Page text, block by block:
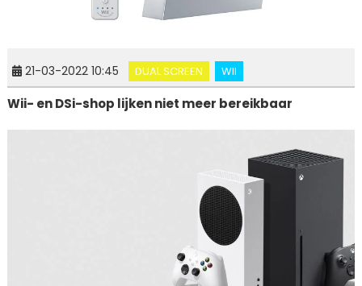
21-03-2022 10:45 DUAL SCREEN WII
Wii- en DSi-shop lijken niet meer bereikbaar